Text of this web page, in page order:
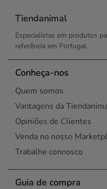
Tiendanimal
Especialistas em produtos
referência em Portugal.
Conheça-nos
Quem somos
Vantagens da
Opiniões de Clientes
Venda no nosso
Trabalhe connosco
Guia de compra